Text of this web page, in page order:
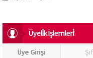
Üyeli̇k İşlemleri̇
Üye Girişi